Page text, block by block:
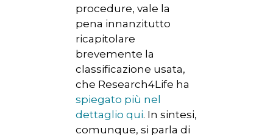
procedure, vale la
pena innanzitutto
ricapitolare
brevemente la
classificazione usata,
che Research4Life ha
spiegato più nel
dettaglio qui. In sintesi,
comunque, si parla di